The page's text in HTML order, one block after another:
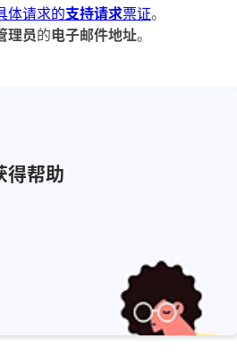
体请求的支持请求票证。
理员的电子邮件地址。
得帮助